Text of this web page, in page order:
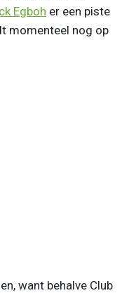
Egboh er een piste
momenteel nog op
want behalve Club